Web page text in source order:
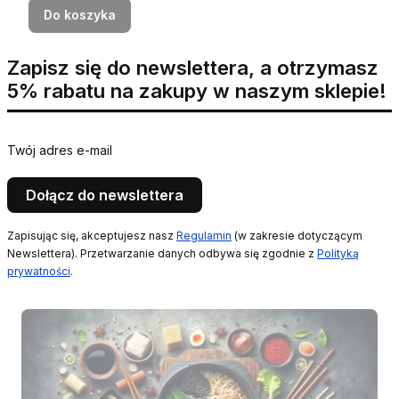
Do koszyka
Zapisz się do newslettera, a otrzymasz
5% rabatu na zakupy w naszym sklepie!
Twój adres e-mail
Dołącz do newslettera
Zapisując się, akceptujesz nasz Regulamin (w zakresie dotyczącym
Newslettera). Przetwarzanie danych odbywa się zgodnie z Polityką
prywatności.